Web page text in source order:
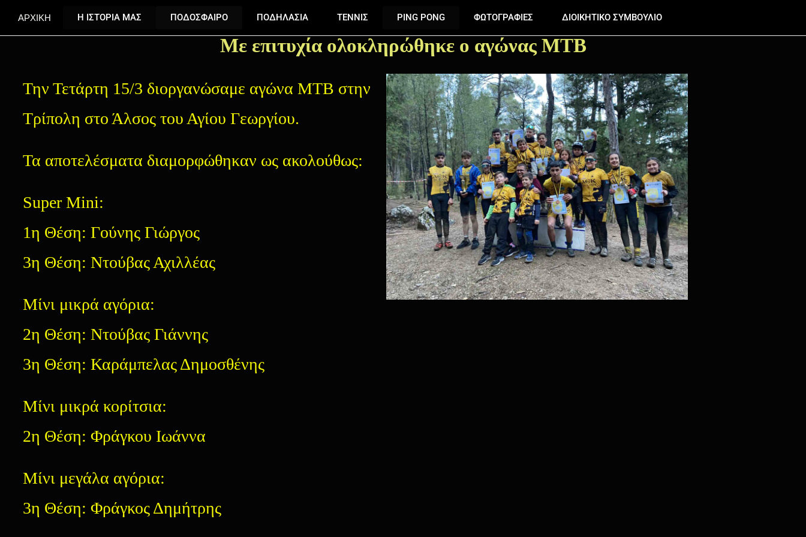
ΑΡΧΙΚΗ Η ΙΣΤΟΡΙΑ ΜΑΣ ΠΟΔΟΣΦΑΙΡΟ ΠΟΔΗΛΑΣΙΑ ΤΕΝΝΙΣ PING PONG ΦΩΤΟΓΡΑΦΙΕΣ ΔΙΟΙΚΗΤΙΚΟ ΣΥΜΒΟΥΛΙΟ
Με επιτυχία ολοκληρώθηκε ο αγώνας MTB
Την Τετάρτη 15/3 διοργανώσαμε αγώνα ΜΤΒ στην
Τρίπολη στο Άλσος του Αγίου Γεωργίου.
Τα αποτελέσματα διαμορφώθηκαν ως ακολούθως:
Super Mini:
1η Θέση: Γούνης Γιώργος
3η Θέση: Ντούβας Αχιλλέας
Μίνι μικρά αγόρια:
2η Θέση: Ντούβας Γιάννης
3η Θέση: Καράμπελας Δημοσθένης
Μίνι μικρά κορίτσια:
2η Θέση: Φράγκου Ιωάννα
Μίνι μεγάλα αγόρια:
3η Θέση: Φράγκος Δημήτρης